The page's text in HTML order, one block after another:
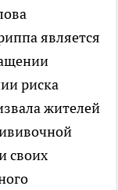
является
риска
жителей
своих